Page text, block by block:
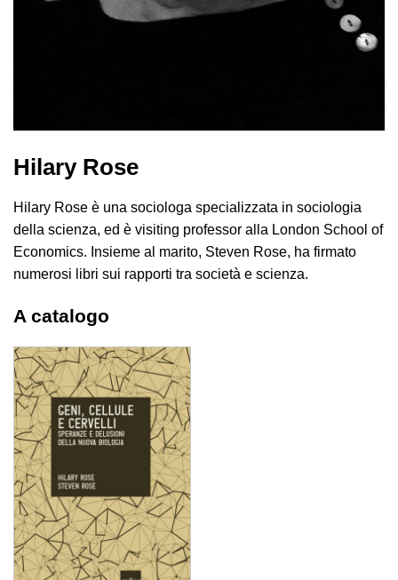
Hilary Rose
Hilary Rose è una sociologa specializzata in sociologia
della scienza, ed è visiting professor alla London School of
Economics. Insieme al marito, Steven Rose, ha firmato
numerosi libri sui rapporti tra società e scienza.
A catalogo